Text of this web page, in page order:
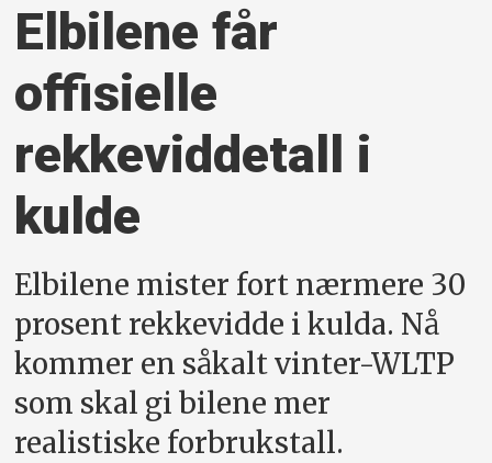
Elbilene får
offisielle
rekkevidde­tall i
kulde
Elbilene mister fort nærmere 30
prosent rekkevidde i kulda. Nå
kommer en såkalt vinter-WLTP
som skal gi bilene mer
realistiske forbrukstall.